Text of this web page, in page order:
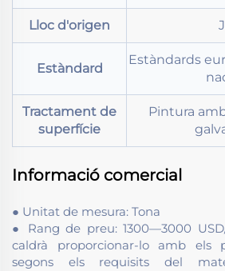
Lloc d'origen
Estàndard
Estàndards
Tractament de
superfície
Pintura
Informació comercial
● Unitat de mesura: Tona
● Rang de preu: 1300—3000
caldrà proporcionar-lo amb els
segons els requisits del